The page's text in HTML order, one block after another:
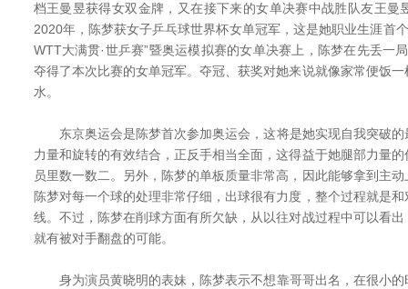
档王曼昱获得女双金牌，又在接下来的女单决赛中战胜队友王曼
2020年，陈梦获女子乒乓球世界杯女单冠军，这是她职业生涯首
WTT大满贯·世乒赛”暨奥运模拟赛的女单决赛上，陈梦在先丢一
夺得了本次比赛的女单冠军。夺冠、获奖对她来说就像家常便饭
水。
东京奥运会是陈梦首次参加奥运会，这将是她实现自我突破的
力量和旋转的有效结合，正反手相当全面，这得益于她腿部力量
员里数一数二。另外，陈梦的单板质量非常高，因此能够拿到主
陈梦对每一个球的处理非常仔细，出球很有力度，整个过程就是
线。不过，陈梦在削球方面有所欠缺，从以往对战过程中可以看
就有被对手翻盘的可能。
身为演员黄晓明的表妹，陈梦表示不想靠哥哥出名，在很小的